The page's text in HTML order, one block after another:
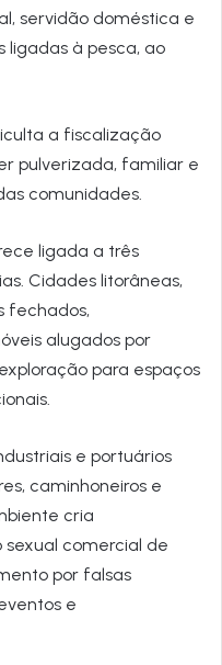
servidão doméstica e
à pesca, ao
a fiscalização
pulverizada, familiar e
comunidades.
ligada a três
Cidades litorâneas,
fechados,
alugados por
para espaços
e portuários
caminhoneiros e
cria
comercial de
por falsas
e